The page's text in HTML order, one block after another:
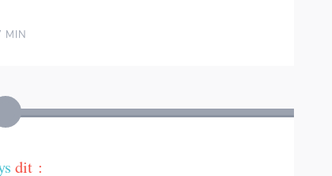
MIN
dit :